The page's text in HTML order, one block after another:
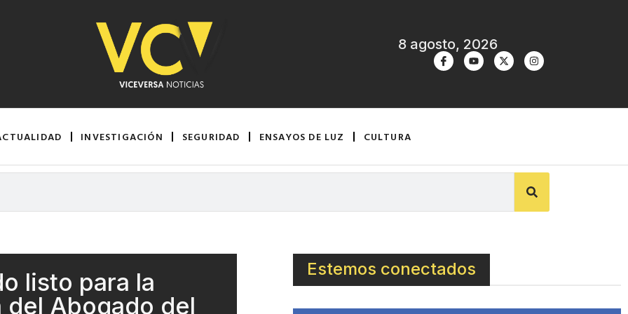
8 agosto, 2026
INVESTIGACIÓN SEGURIDAD ENSAYOS DE LUZ CULTURA
listo para la
del Abogado del
Estemos conectados